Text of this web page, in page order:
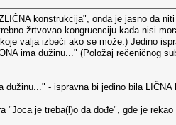
konstrukcija", onda je jasno da
žrtvovao kongruenciju kada nisi
valja izbeći ako se može.) Jedino
ima dužinu..." (Položaj rečeničnog
- ispravna bi jedino bila LIČNA
je treba(l)o da dođe", gde je